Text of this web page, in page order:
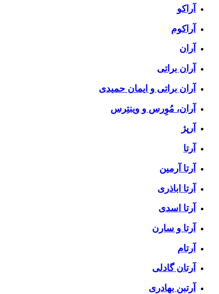
آراکو
آراکوم
آران
آران براتی
آران براتی و ایمان حمیدی
آران، مُوِرس و وینتِرس
آرپژ
آرتا
آرتا آرمین
آرتا اباذری
آرتا اسدی
آرتا و سارن
آرتام
آرتان گادلی
آرتبن بهادری